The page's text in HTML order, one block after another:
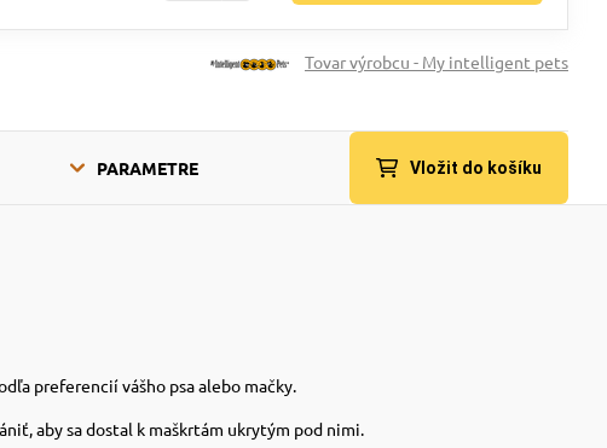
Tovar výrobcu - My intelligent pets
PARAMETRE Vložit do košíku
preferencií vášho psa alebo mačky.
aby sa dostal k maškrtám ukrytým pod nimi.